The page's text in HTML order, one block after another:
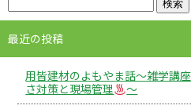
最近の投稿
用皆建材のよもやま話～雑学講
さ対策と現場管理
～